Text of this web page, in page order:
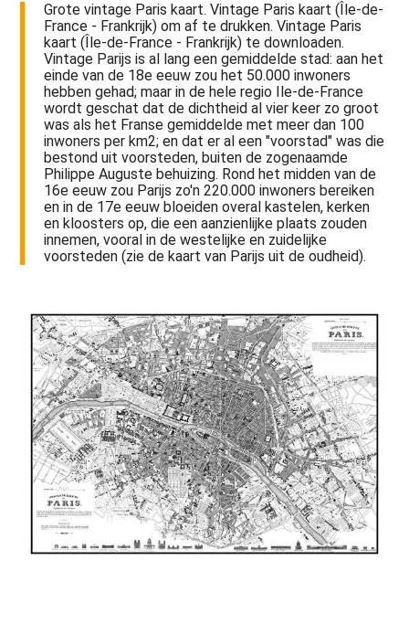
Grote vintage Paris kaart. Vintage Paris kaart (Île-de-
France - Frankrijk) om af te drukken. Vintage Paris
kaart (Île-de-France - Frankrijk) te downloaden.
Vintage Parijs is al lang een gemiddelde stad: aan het
einde van de 18e eeuw zou het 50.000 inwoners
hebben gehad; maar in de hele regio Ile-de-France
wordt geschat dat de dichtheid al vier keer zo groot
was als het Franse gemiddelde met meer dan 100
inwoners per km2; en dat er al een "voorstad" was die
bestond uit voorsteden, buiten de zogenaamde
Philippe Auguste behuizing. Rond het midden van de
16e eeuw zou Parijs zo'n 220.000 inwoners bereiken
en in de 17e eeuw bloeiden overal kastelen, kerken
en kloosters op, die een aanzienlijke plaats zouden
innemen, vooral in de westelijke en zuidelijke
voorsteden (zie de kaart van Parijs uit de oudheid).